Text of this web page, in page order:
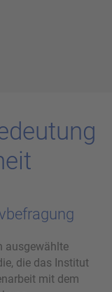
ausgewählte
die das Institut
mit dem